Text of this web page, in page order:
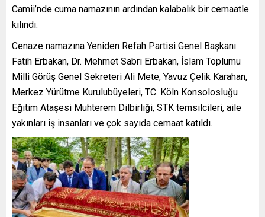
Camii’nde cuma namazının ardından kalabalık bir cemaatle
kılındı.
Cenaze namazına Yeniden Refah Partisi Genel Başkanı
Fatih Erbakan, Dr. Mehmet Sabri Erbakan, İslam Toplumu
Milli Görüş Genel Sekreteri Ali Mete, Yavuz Çelik Karahan,
Merkez Yürütme Kurulubüyeleri, TC. Köln Konsolosluğu
Eğitim Ataşesi Muhterem Dilbirliği, STK temsilcileri, aile
yakınları iş insanları ve çok sayıda cemaat katıldı.